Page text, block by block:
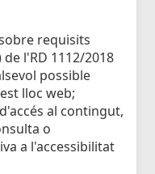
requisits
l'RD 1112/2018
possible
lloc web;
al contingut,
o
a l'accessibilitat